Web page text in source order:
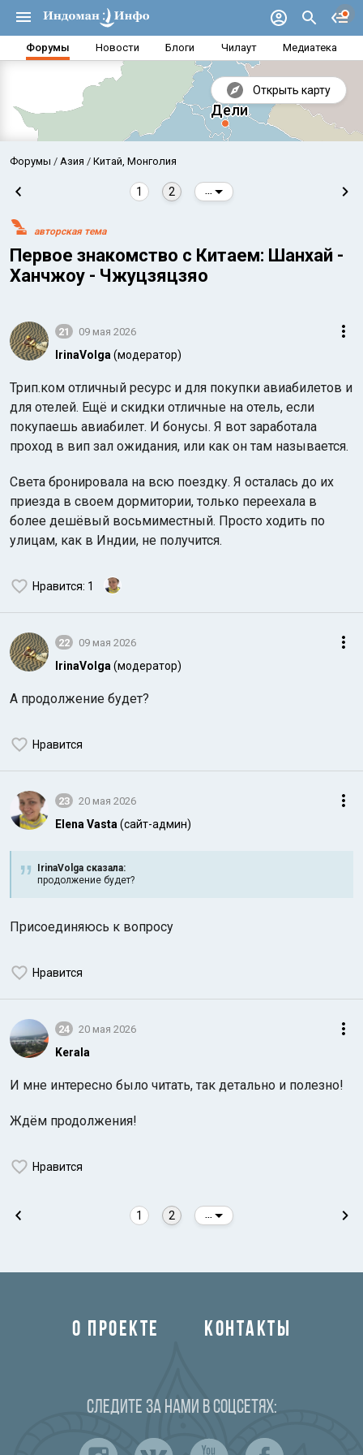
Форумы Новости Блоги Чилаут Медиатека
Открыть карту
Аравийское море
Индийский океан
Форумы Азия Китай, Монголия
1 2
авторская тема
Первое знакомство с Китаем: Шанхай -
Ханчжоу - Чжуцзяцзяо
21 09 мая 2026
IrinaVolga (модератор)
Трип.ком отличный ресурс и для покупки авиабилетов и
для отелей. Ещё и скидки отличные на отель, если
покупаешь авиабилет. И бонусы. Я вот заработала
проход в вип зал ожидания, или как он там называется.
Света бронировала на всю поездку. Я осталась до их
приезда в своем дормитории, только переехала в
более дешёвый восьмиместный. Просто ходить по
улицам, как в Индии, не получится.
Нравится: 1
22 09 мая 2026
IrinaVolga (модератор)
А продолжение будет?
Нравится
23 20 мая 2026
Elena Vasta (сайт-админ)
IrinaVolga сказалa:
продолжение будет?
Присоединяюсь к вопросу
Нравится
24 20 мая 2026
Kerala
И мне интересно было читать, так детально и полезно!
Ждём продолжения!
Нравится
1 2
О ПРОЕКТЕ КОНТАКТЫ
Следите за нами в соцсетях: